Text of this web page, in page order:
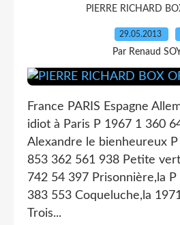
PIERRE RICHARD
29.05.2013
Par Renaud
France PARIS Espagne
idiot à Paris P 1967 1 360
Alexandre le bienheureux
853 362 561 938 Petite
742 54 397 Prisonnière,la
383 553 Coqueluche,la
Trois...